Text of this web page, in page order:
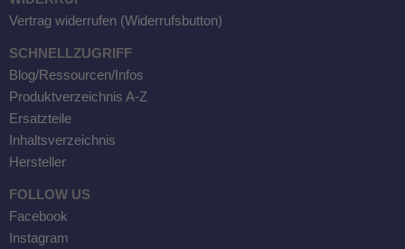
Vertrag widerrufen (Widerrufsbutton)
SCHNELLZUGRIFF
Blog/Ressourcen/Infos
Produktverzeichnis A-Z
Ersatzteile
Inhaltsverzeichnis
Hersteller
FOLLOW US
Facebook
Instagram